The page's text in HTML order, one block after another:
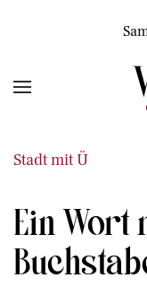
Stadt mit Ü
Ein Wort